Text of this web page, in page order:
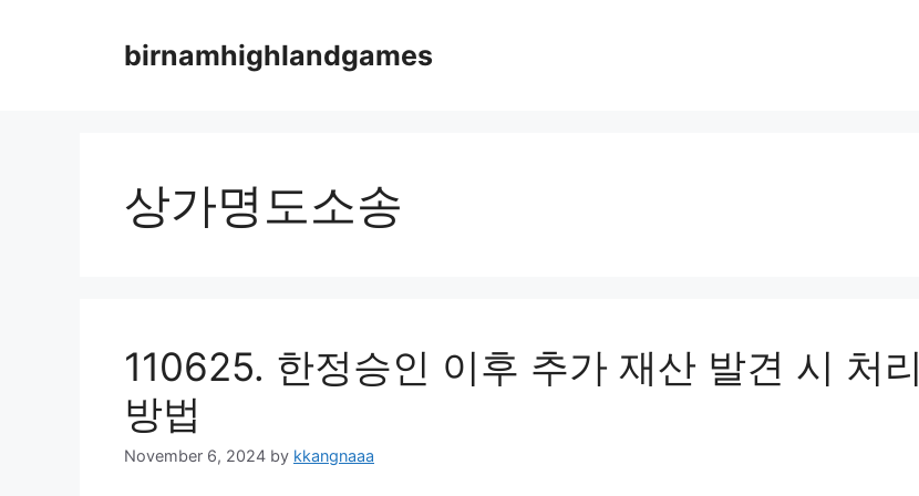
birnamhighlandgames
상가명도소송
110625. 한정승인 이후 추가 재산 발견 시 처리
방법
November 6, 2024 by kkangnaaa